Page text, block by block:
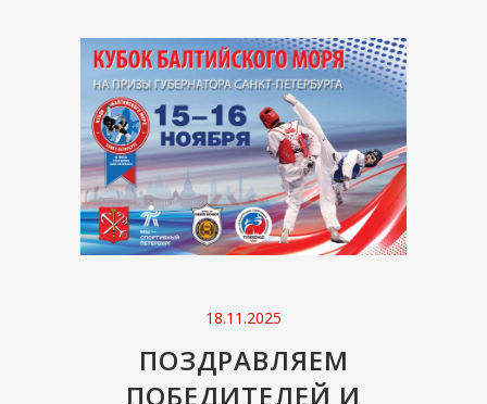
18.11.2025
ПОЗДРАВЛЯЕМ
ПОБЕДИТЕЛЕЙ И